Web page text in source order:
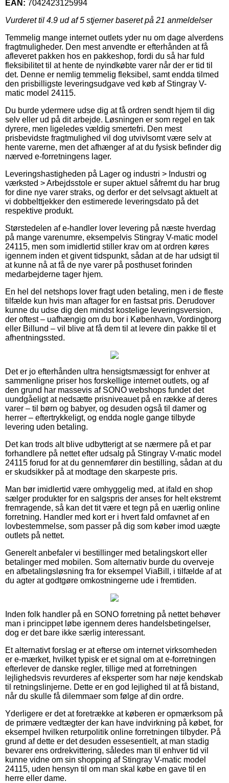
EAN: 7042423125994
Vurderet til 4.9 ud af 5 stjerner baseret på 21 anmeldelser
Temmelig mange internet outlets yder nu om dage alverdens
fragtmuligheder. Den mest anvendte er efterhånden at få
afleveret pakken hos en pakkeshop, fordi du så har fuld
fleksibilitet til at hente de nyindkøbte varer når der er tid til
det. Denne er nemlig temmelig fleksibel, samt endda tilmed
den prisbilligste leveringsudgave ved køb af Stingray V-
matic model 24115.
Du burde ydermere udse dig at få ordren sendt hjem til dig
selv eller ud på dit arbejde. Løsningen er som regel en tak
dyrere, men ligeledes vældig smertefri. Den mest
prisbevidste fragtmulighed vil dog utvivlsomt være selv at
hente varerne, men det afhænger af at du fysisk befinder dig
nærved e-forretningens lager.
Leveringshastigheden på Lager og industri > Industri og
værksted > Arbejdsstole er super aktuel såfremt du har brug
for dine nye varer straks, og derfor er det selvsagt aktuelt at
vi dobbelttjekker den estimerede leveringsdato på det
respektive produkt.
Størstedelen af e-handler lover levering på næste hverdag
på mange varenumre, eksempelvis Stingray V-matic model
24115, men som imidlertid stiller krav om at ordren køres
igennem inden et givent tidspunkt, sådan at de har udsigt til
at kunne nå at få de nye varer på posthuset forinden
medarbejderne tager hjem.
En hel del netshops lover fragt uden betaling, men i de fleste
tilfælde kun hvis man aftager for en fastsat pris. Derudover
kunne du udse dig den mindst kostelige leveringsversion,
der oftest – uafhængig om du bor i København, Vordingborg
eller Billund – vil blive at få dem til at levere din pakke til et
afhentningssted.
Det er jo efterhånden ultra hensigtsmæssigt for enhver at
sammenligne priser hos forskellige internet outlets, og af
den grund har massevis af SONO webshops fundet det
uundgåeligt at nedsætte prisniveauet på en række af deres
varer – til børn og babyer, og desuden også til damer og
herrer – eftertrykkeligt, og endda nogle gange tilbyde
levering uden betaling.
Det kan trods alt blive udbytterigt at se nærmere på et par
forhandlere på nettet efter udsalg på Stingray V-matic model
24115 forud for at du gennemfører din bestilling, sådan at du
er skudsikker på at modtage den skarpeste pris.
Man bør imidlertid være omhyggelig med, at ifald en shop
sælger produkter for en salgspris der anses for helt ekstremt
fremragende, så kan det tit være et tegn på en uærlig online
forretning. Handler med kort er i hvert fald omfavnet af en
lovbestemmelse, som passer på dig som køber imod uægte
outlets på nettet.
Generelt anbefaler vi bestillinger med betalingskort eller
betalinger med mobilen. Som alternativ burde du overveje
en afbetalingsløsning fra for eksempel ViaBill, i tilfælde af at
du agter at godtgøre omkostningerne ude i fremtiden.
Inden folk handler på en SONO forretning på nettet behøver
man i princippet løbe igennem deres handelsbetingelser,
dog er det bare ikke særlig interessant.
Et alternativt forslag er at efterse om internet virksomheden
er e-mærket, hvilket typisk er et signal om at e-forretningen
efterlever de danske regler, tillige med at forretningen
lejlighedsvis revurderes af eksperter som har nøje kendskab
til retningslinjerne. Dette er en god lejlighed til at få bistand,
når du skulle få dilemmaer som følge af din ordre.
Yderligere er det at foretrække at køberen er opmærksom på
de primære vedtægter der kan have indvirkning på købet, for
eksempel hvilken returpolitik online forretningen tilbyder. På
grund af dette er det desuden essesentielt, at man stadig
bevarer ens ordrekvittering, således man til enhver tid vil
kunne vidne om sin shopping af Stingray V-matic model
24115, uden hensyn til om man skal købe en gave til en
herre eller dame.